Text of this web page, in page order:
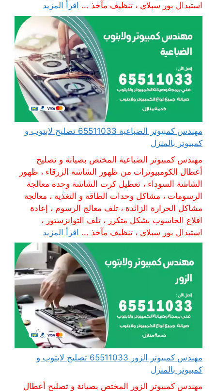
استبدال بور سبلاي ، تنظيف مآخذ ... اقرأ المزيد
مهندس كمبيوتر الضباعية 65511033 تصليح لابتوب و
كمبيوتر بالمنزل
مهندس كمبيوتر الضباعية المختص بصيانة و تصليح
أعطال الكومبيوترات من ظهور الشاشة الزرقاء ، ظهور
الشاشة السوداء ، تعطيل كرت الشاشة وحدة معالجة
الرسومات ، مشاكل وحدات الطاقة و التغذية ، معالجة
مشاكل الحرارة الزائدة ، تلف معالج الرسوم ، إعادة
اقلاع الحاسوب بشكل متكرر ، تلف التوانزستور ،
استبدال بور سبلاي ، تنظيف مآخذ ... اقرأ المزيد
مهندس كمبيوتر الزور 65511033 تصليح لابتوب و
كمبيوتر بالمنزل
مهندس كمبيوتر الزور المختص بصيانة و تصليح أعطال